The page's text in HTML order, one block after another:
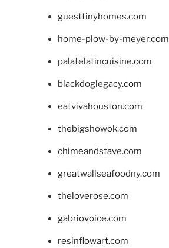
guesttinyhomes.com
home-plow-by-meyer.com
palatelatincuisine.com
blackdoglegacy.com
eatvivahouston.com
thebigshowok.com
chimeandstave.com
greatwallseafoodny.com
theloverose.com
gabriovoice.com
resinflowart.com